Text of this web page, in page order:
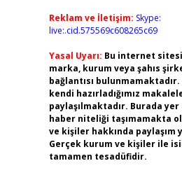
Reklam ve İletişim: Skype:
live:.cid.575569c608265c69
Yasal Uyarı: Bu internet
marka, kurum veya şahıs
bağlantısı
kendi hazırladığımız
paylaşılmaktadır. Burada
haber niteliği taşımamakta
ve kişiler hakkında paylaşım
Gerçek kurum ve kişiler ile
tamamen tesadüfidir.